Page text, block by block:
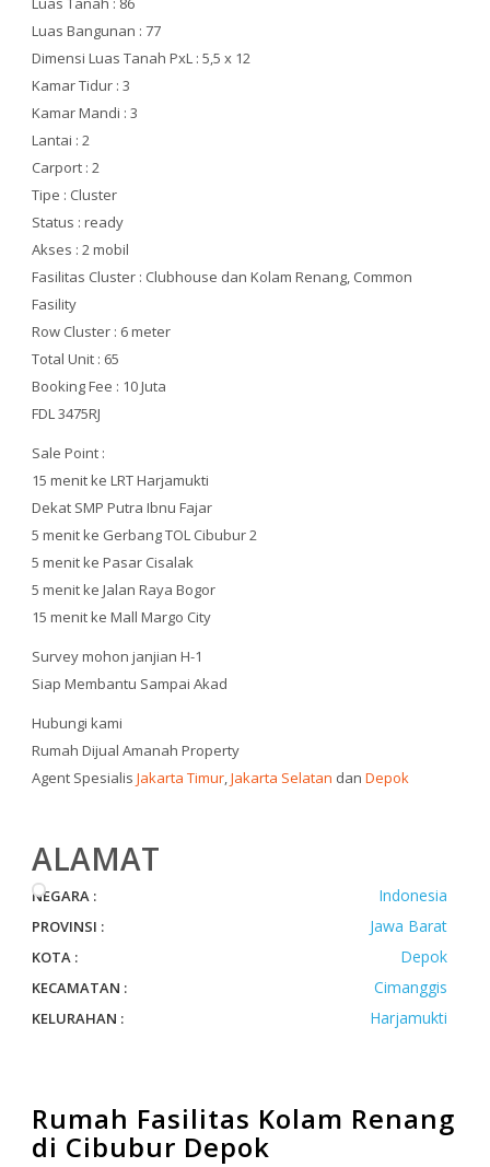
Luas Bangunan : 77
Dimensi Luas Tanah PxL : 5,5 x 12
Kamar Tidur : 3
Kamar Mandi : 3
Lantai : 2
Carport : 2
Tipe : Cluster
Status : ready
Akses : 2 mobil
Fasilitas Cluster : Clubhouse dan Kolam Renang, Common
Fasility
Row Cluster : 6 meter
Total Unit : 65
Booking Fee : 10 Juta
FDL 3475RJ
Sale Point :
15 menit ke LRT Harjamukti
Dekat SMP Putra Ibnu Fajar
5 menit ke Gerbang TOL Cibubur 2
5 menit ke Pasar Cisalak
5 menit ke Jalan Raya Bogor
15 menit ke Mall Margo City
Survey mohon janjian H-1
Siap Membantu Sampai Akad
Hubungi kami
Rumah Dijual Amanah Property
Agent Spesialis Jakarta Timur,Jakarta Selatan dan Depok
ALAMAT
NEGARA : Indonesia
PROVINSI : Jawa Barat
KOTA : Depok
KECAMATAN : Cimanggis
KELURAHAN : Harjamukti
Rumah Fasilitas Kolam Renang
di Cibubur Depok